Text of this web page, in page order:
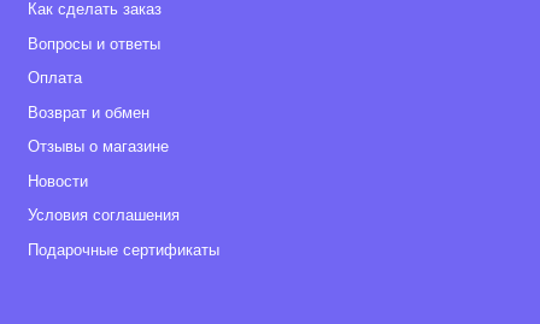
Как сделать заказ
Вопросы и ответы
Оплата
Возврат и обмен
Отзывы о магазине
Новости
Условия соглашения
Подарочные сертификаты